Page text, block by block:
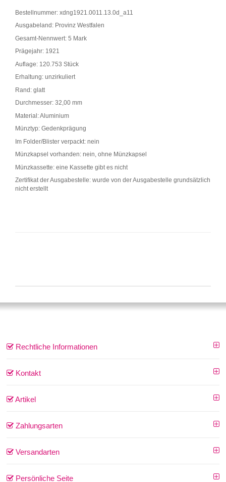
Bestellnummer: xdng1921.0011.13.0d_a11
Ausgabeland: Provinz Westfalen
Gesamt-Nennwert: 5 Mark
Prägejahr: 1921
Auflage: 120.753 Stück
Erhaltung: unzirkuliert
Rand: glatt
Durchmesser: 32,00 mm
Material: Aluminium
Münztyp: Gedenkprägung
Im Folder/Blister verpackt: nein
Münzkapsel vorhanden: nein, ohne Münzkapsel
Münzkassette: eine Kassette gibt es nicht
Zertifikat der Ausgabestelle: wurde von der Ausgabestelle grundsätzlich
nicht erstellt
Rechtliche Informationen
Kontakt
Artikel
Zahlungsarten
Versandarten
Persönliche Seite